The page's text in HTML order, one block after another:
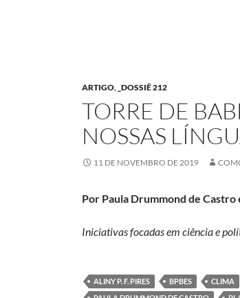
ARTIGO, _DOSSIÊ 212
TORRE DE
NOSSAS
11 DE NOVEMBRO DE 2019
Por Paula Drummond de Castro
Iniciativas focadas em ciência e
ALINY P. F. PIRES BPBES CLIMA